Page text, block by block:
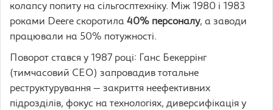
колапсу попиту на сільгосптехніку. Між 1980 і 1983
роками Deere скоротила 40% персоналу, а заводи
працювали на 50% потужності.
Поворот стався у 1987 році: Ганс Бекеррінг
(тимчасовий CEO) запровадив тотальне
реструктурування — закриття неефективних
підрозділів, фокус на технологіях, диверсифікація у